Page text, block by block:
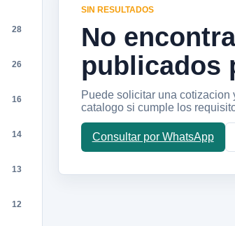
28
26
16
14
13
12
SIN RESULTADOS
No
publicados
Puede solicitar una cotizacion
catalogo si cumple los
Consultar por WhatsApp